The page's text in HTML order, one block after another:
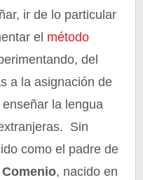
ir de lo particular
el método
del
a la asignación de
la lengua
Sin
como el padre de
, nacido en